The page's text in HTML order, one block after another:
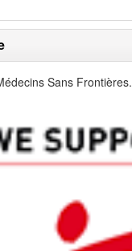
Sans Frontières.